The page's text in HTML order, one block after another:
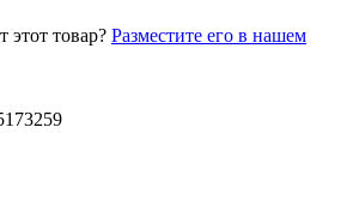
этот товар? Разместите его в нашем